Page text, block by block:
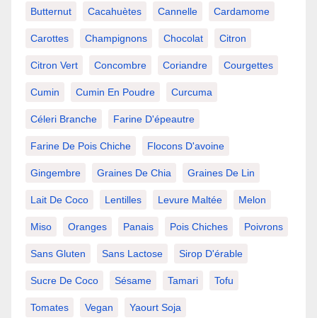
Butternut Cacahuètes Cannelle Cardamome
Carottes Champignons Chocolat Citron
Citron Vert Concombre Coriandre Courgettes
Cumin Cumin En Poudre Curcuma
Céleri Branche Farine D'épeautre
Farine De Pois Chiche Flocons D'avoine
Gingembre Graines De Chia Graines De Lin
Lait De Coco Lentilles Levure Maltée Melon
Miso Oranges Panais Pois Chiches Poivrons
Sans Gluten Sans Lactose Sirop D'érable
Sucre De Coco Sésame Tamari Tofu
Tomates Vegan Yaourt Soja